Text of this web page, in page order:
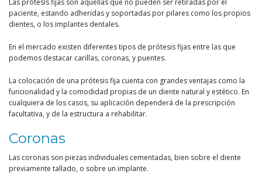
paciente, estando adheridas y soportadas por pilares como los propios
dientes, o los implantes dentales.
En el mercado existen diferentes tipos de prótesis fijas entre las que
podemos destacar carillas, coronas, y puentes.
La colocación de una prótesis fija cuenta con grandes ventajas como la
funcionalidad y la comodidad propias de un diente natural y estético. En
cualquiera de los casos, su aplicación dependerá de la prescripción
facultativa, y de la estructura a rehabilitar.
Coronas
Las coronas son piezas individuales cementadas, bien sobre el diente
previamente tallado, o sobre un implante.